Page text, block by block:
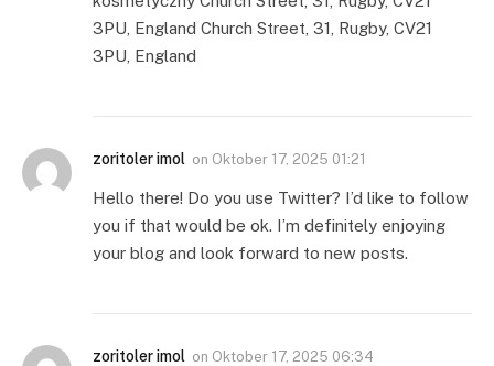
3PU, England Church Street, 31, Rugby, CV21
3PU, England
zoritoler imol on Oktober 17, 2025 01:21
Hello there! Do you use Twitter? I’d like to follow
you if that would be ok. I’m definitely enjoying
your blog and look forward to new posts.
zoritoler imol on Oktober 17, 2025 06:34